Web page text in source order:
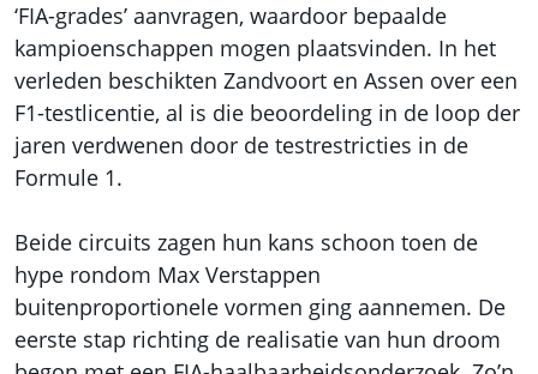
‘FIA-grades’ aanvragen, waardoor bepaalde
kampioenschappen mogen plaatsvinden. In het
verleden beschikten Zandvoort en Assen over een
F1-testlicentie, al is die beoordeling in de loop der
jaren verdwenen door de testrestricties in de
Formule 1.
Beide circuits zagen hun kans schoon toen de
hype rondom Max Verstappen
buitenproportionele vormen ging aannemen. De
eerste stap richting de realisatie van hun droom